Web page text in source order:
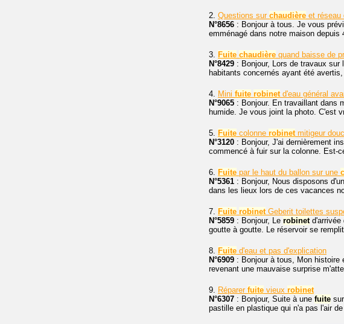
2. Questions sur chaudière et réseau
N°8656 : Bonjour à tous. Je vous
emménagé dans notre maison
3. Fuite chaudière quand baisse de
N°8429 : Bonjour, Lors de travaux
habitants concernés ayant été
4. Mini fuite robinetd'eau général
N°9065 : Bonjour. En travaillant dans
humide. Je vous joint la photo. C'est
5. Fuite colonne robinetmitigeur
N°3120 : Bonjour, J'ai dernièrement
commencé à fuir sur la colonne. Est-
6. Fuite par le haut du ballon sur une
N°5361 : Bonjour, Nous disposons
dans les lieux lors de ces vacances
7. Fuite robinetGeberit toilettes
N°5859 : Bonjour, Le robinetd'arrivée
goutte à goutte. Le réservoir se
8. Fuite d'eau et pas d'explication
N°6909 : Bonjour à tous, Mon histoire
revenant une mauvaise surprise
9. Réparer fuite vieux robinet
N°6307 : Bonjour, Suite à une fuite
pastille en plastique qui n'a pas l'air